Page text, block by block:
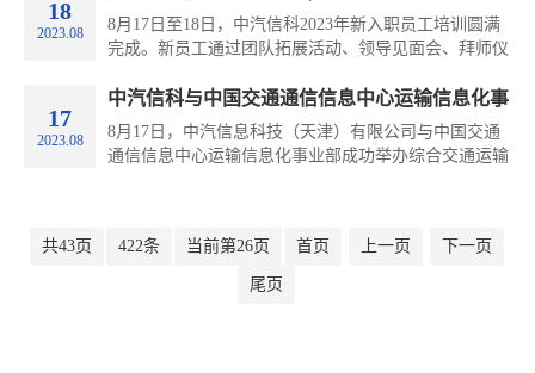
战略科技委员会主任傅连学主持。
18
2023.08
员工培训圆满完成
​8月17日至18日，中汽信科2023年新入职员工培训圆满
完成。新员工通过团队拓展活动、领导见面会、拜师仪
识学习、新老员工交流座谈会等环节，深入了解公司发
展历程和现状，深刻认知公司文化，迅速适应团队角
色，明晰职业发展目标，为加速个人成长奠定良好基
础。
17
2023.08
中汽信科与中国交通通信信息中心运输信息化事
业部举行商用车技术分中心揭牌仪式
8月17日，中汽信息科技（天津）有限公司与中国交通
通信信息中心运输信息化事业部成功举办综合交通运输
共43页 422条 当前第26页 首页 上一页 下一页
尾页